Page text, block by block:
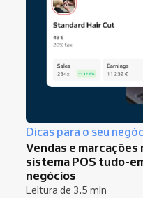
Dicas para o seu
Vendas e
sistema POS tudo-
negócios
Leitura de 3.5 min